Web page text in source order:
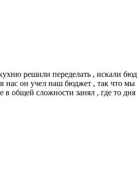
решили переделать , искали
он учел наш бюджет , так что мы
общей сложности занял , где то дня